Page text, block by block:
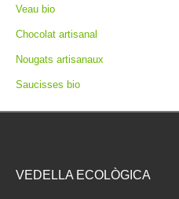
Veau bio
Chocolat artisanal
Nougats artisanaux
Saucisses bio
VEDELLA ECOLÒGICA